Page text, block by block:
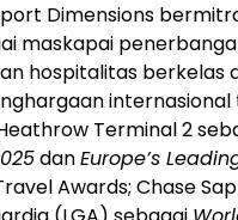
Dimensions
maskapai
hospitalitas berkelas
Terminal 2
danEurope’s
Awards; Chase